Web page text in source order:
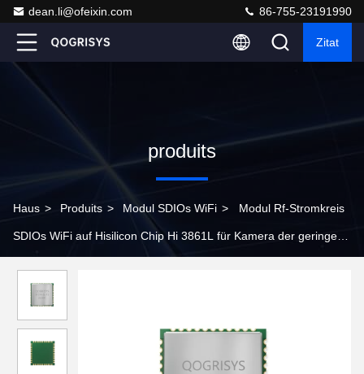
dean.li@ofeixin.com 86-755-23191990
Zitat
produits
Haus > Produits > Modul SDIOs WiFi > Modul Rf-Stromkreis
SDIOs WiFi auf Hisilicon Chip Hi 3861L für Kamera der geringen